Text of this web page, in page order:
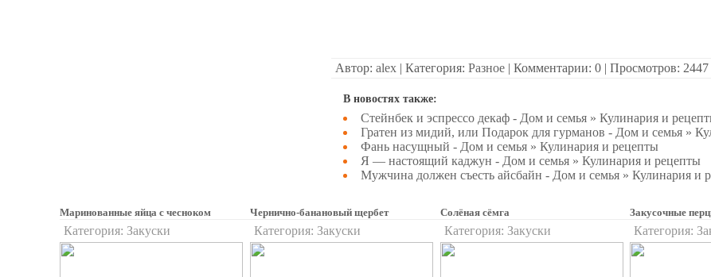
Автор: alex | Категория: Разное | Комментарии: 0 | Просмотров: 2447
В новостях также:
Стейнбек и эспрессо декаф - Дом и семья » Кулинария и
Гратен из мидий, или Подарок для гурманов - Дом и семья »
Фань насущный - Дом и семья » Кулинария и рецепты
Я — настоящий каджун - Дом и семья » Кулинария и рецепты
Мужчина должен съесть айсбайн - Дом и семья » Кулинария и
Маринованные яйца с чесноком
Категория: Закуски
Чернично-банановый щербет
Категория: Закуски
Солёная сёмга
Категория: Закуски
Закусочные
Категория: